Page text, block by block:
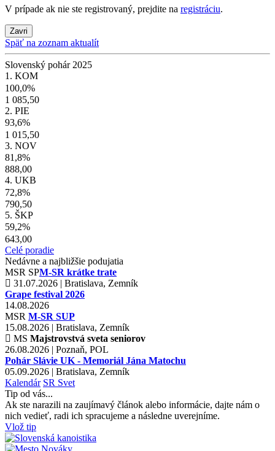
V prípade ak nie ste registrovaný, prejdite na registráciu.
Zavri
Späť na zoznam aktualít
Slovenský pohár 2025
1. KOM
100,0%
1 085,50
2. PIE
93,6%
1 015,50
3. NOV
81,8%
888,00
4. UKB
72,8%
790,50
5. ŠKP
59,2%
643,00
Celé poradie
Nedávne a najbližšie podujatia
MSR SPM-SR krátke trate
31.07.2026 | Bratislava, Zemník
Grape festival 2026
14.08.2026
MSR M-SR SUP
15.08.2026 | Bratislava, Zemník
MS Majstrovstvá sveta seniorov
26.08.2026 | Poznaň, POL
Pohár Slávie UK - Memoriál Jána Matochu
05.09.2026 | Bratislava, Zemník
Kalendár SR Svet
Tip od vás...
Ak ste narazili na zaujímavý článok alebo informácie, dajte nám o
nich vedieť, radi ich spracujeme a následne uverejníme.
Vlož tip